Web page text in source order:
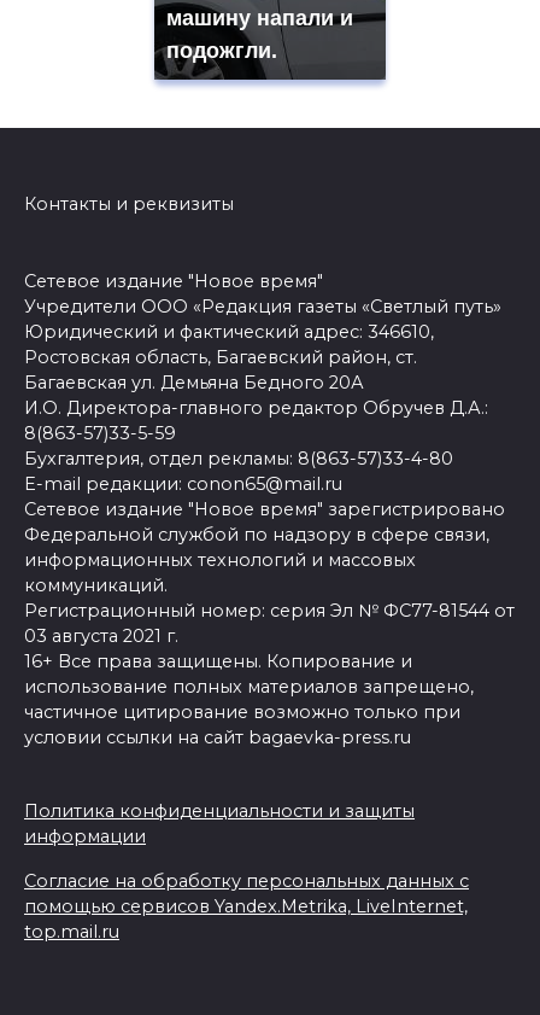
машину напали и
подожгли.
Контакты и реквизиты
Сетевое издание "Новое время"
Учредители ООО «Редакция газеты «Светлый путь»
Юридический и фактический адрес: 346610,
Ростовская область, Багаевский район, ст.
Багаевская ул. Демьяна Бедного 20А
И.О. Директора-главного редактор Обручев Д.А.:
8(863-57)33-5-59
Бухгалтерия, отдел рекламы: 8(863-57)33-4-80
E-mail редакции: conon65@mail.ru
Сетевое издание "Новое время" зарегистрировано
Федеральной службой по надзору в сфере связи,
информационных технологий и массовых
коммуникаций.
Регистрационный номер: серия Эл № ФС77-81544 от
03 августа 2021 г.
16+ Все права защищены. Копирование и
использование полных материалов запрещено,
частичное цитирование возможно только при
условии ссылки на сайт bagaevka-press.ru
Политика конфиденциальности и защиты
информации
Согласие на обработку персональных данных с
помощью сервисов Yandex.Metrika, LiveInternet,
top.mail.ru